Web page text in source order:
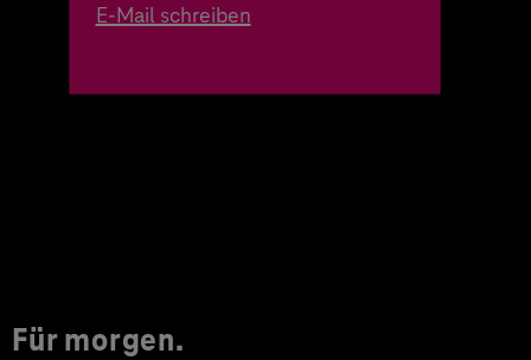
E-Mail schreiben
Für morgen.